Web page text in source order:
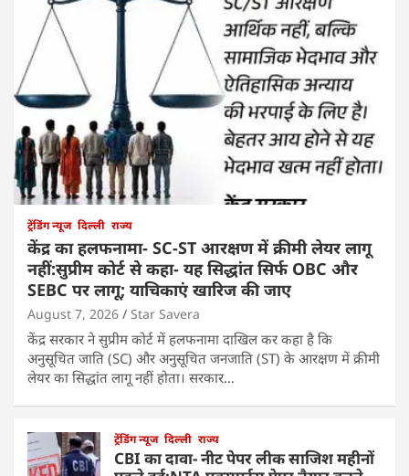
ट्रेंडिंग न्यूज दिल्ली राज्य
केंद्र का हलफनामा- SC-ST आरक्षण में क्रीमी लेयर लागू
नहीं:सुप्रीम कोर्ट से कहा- यह सिद्धांत सिर्फ OBC और
SEBC पर लागू; याचिकाएं खारिज की जाए
August 7, 2026 Star Savera
केंद्र सरकार ने सुप्रीम कोर्ट में हलफनामा दाखिल कर कहा है कि
अनुसूचित जाति (SC) और अनुसूचित जनजाति (ST) के आरक्षण में क्रीमी
लेयर का सिद्धांत लागू नहीं होता। सरकार…
ट्रेंडिंग न्यूज दिल्ली राज्य
CBI का दावा- नीट पेपर लीक साजिश महीनों